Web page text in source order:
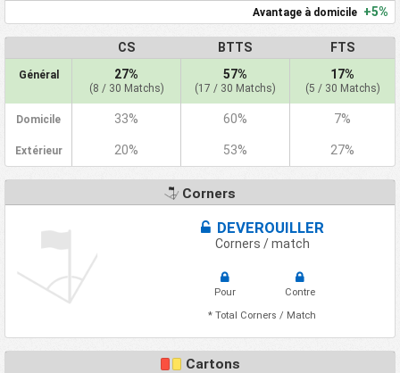
Avantage à domicile +5%
CS BTTS FTS
Général 27%
(8 / 30 Matchs)
57%
(17 / 30 Matchs)
17%
(5 / 30 Matchs)
Domicile 33% 60% 7%
Extérieur 20% 53% 27%
Corners
DEVEROUILLER
Corners / match
Pour
Contre
* Total Corners / Match
Cartons